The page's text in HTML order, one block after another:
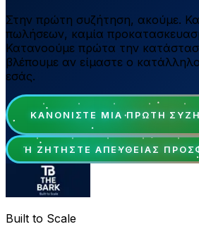
Στην πρώτη συζήτηση, ακούμε.
πωλήσεων, καμία
Κατανοούμε πρώτα την
βλέπουμε αν είμαστε ο
εσάς.
ΚΑΝΟΝΊΣΤΕ ΜΙΑ ΠΡΏΤΗ
Ή ΖΗΤΉΣΤΕ ΑΠΕΥΘΕΊΑΣ
Built to Scale